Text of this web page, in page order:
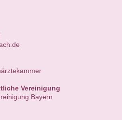
Vereinigung
Bayern